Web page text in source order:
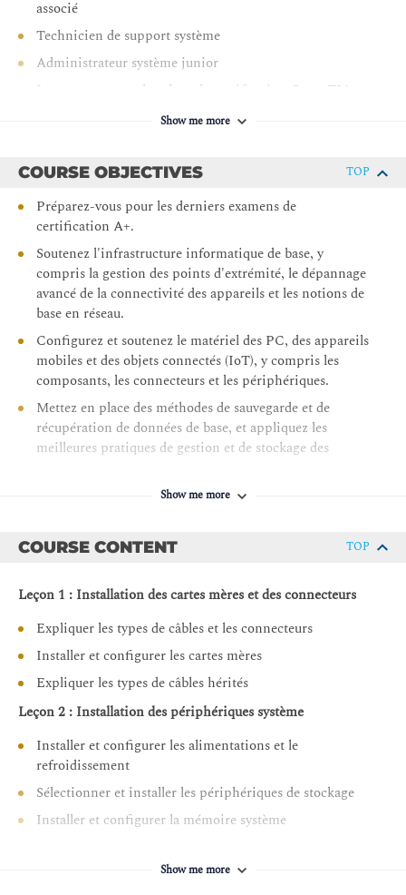
associé
Technicien de support système
Administrateur système junior
Les personnes recherchant la certification CompTIA
A+ (220-1101 et 220-1102)
Show me more
COURSE OBJECTIVES TOP
Préparez-vous pour les derniers examens de
certification A+.
Soutenez l'infrastructure informatique de base, y
compris la gestion des points d'extrémité, le dépannage
avancé de la connectivité des appareils et les notions de
base en réseau.
Configurez et soutenez le matériel des PC, des appareils
mobiles et des objets connectés (IoT), y compris les
composants, les connecteurs et les périphériques.
Mettez en place des méthodes de sauvegarde et de
récupération de données de base, et appliquez les
meilleures pratiques de gestion et de stockage des
Démontrez des compétences de sécurité de base pour
gestion des problèmes de confidentialité, la sécurité
Configurez les systèmes d'exploitation des appareils, y
compris Windows, Mac, Linux, Chrome OS, Android et
iOS, et gérez des logiciels client et basés sur le cloud
(SaaS).
Dépannez et résolvez les problèmes de base liés aux
services et au support, tout en appliquant les meilleures
changements et l'utilisation de scripts dans le support
informatique
Show me more
COURSE CONTENT TOP
Leçon 1 : Installation des cartes mères et des connecteurs
Expliquer les types de câbles et les connecteurs
Installer et configurer les cartes mères
Expliquer les types de câbles hérités
Leçon 2 : Installation des périphériques système
Installer et configurer les alimentations et le
refroidissement
Sélectionner et installer les périphériques de stockage
Installer et configurer la mémoire système
Leçon 3 : Dépannage du matériel informatique
Show me more